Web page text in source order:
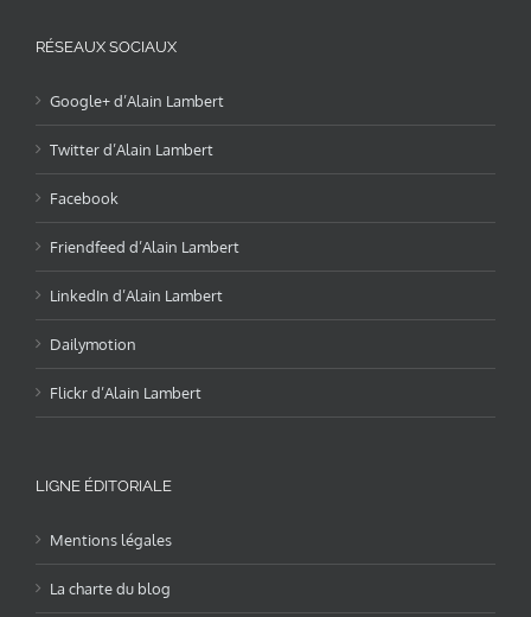
RÉSEAUX SOCIAUX
Google+ d’Alain Lambert
Twitter d’Alain Lambert
Facebook
Friendfeed d’Alain Lambert
LinkedIn d’Alain Lambert
Dailymotion
Flickr d’Alain Lambert
LIGNE ÉDITORIALE
Mentions légales
La charte du blog